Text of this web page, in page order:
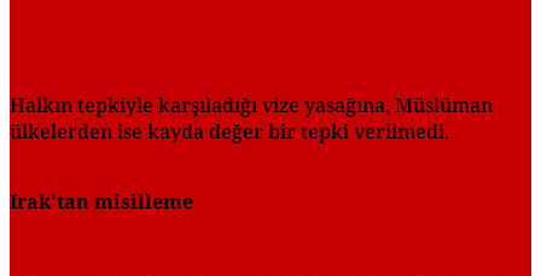
Halkın tepkiyle karşıladığı vize yasağına, Müslüman
ülkelerden ise kayda değer bir tepki verilmedi.
Irak'tan misilleme